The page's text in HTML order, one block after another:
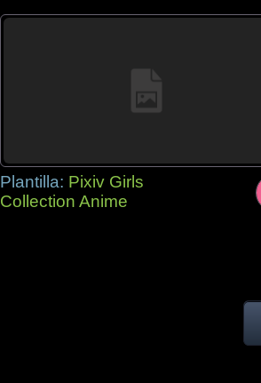
Plantilla: Pixiv Girls
Collection Anime